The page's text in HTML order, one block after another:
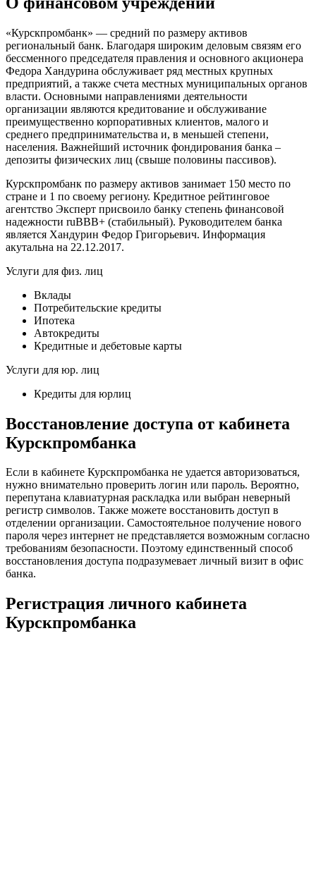
«Курскпромбанк» — средний по размеру активов
региональный банк. Благодаря широким деловым связям его
бессменного председателя правления и основного акционера
Федора Хандурина обслуживает ряд местных крупных
предприятий, а также счета местных муниципальных органов
власти. Основными направлениями деятельности
организации являются кредитование и обслуживание
преимущественно корпоративных клиентов, малого и
среднего предпринимательства и, в меньшей степени,
населения. Важнейший источник фондирования банка –
депозиты физических лиц (свыше половины пассивов).
Курскпромбанк по размеру активов занимает 150 место по
стране и 1 по своему региону. Кредитное рейтинговое
агентство Эксперт присвоило банку степень финансовой
надежности ruBBB+ (стабильный). Руководителем банка
является Хандурин Федор Григорьевич. Информация
акутальна на 22.12.2017.
Услуги для физ. лиц
Вклады
Потребительские кредиты
Ипотека
Автокредиты
Кредитные и дебетовые карты
Услуги для юр. лиц
Кредиты для юрлиц
Восстановление доступа от кабинета
Курскпромбанка
Если в кабинете Курскпромбанка не удается авторизоваться,
нужно внимательно проверить логин или пароль. Вероятно,
перепутана клавиатурная раскладка или выбран неверный
регистр символов. Также можете восстановить доступ в
отделении организации. Самостоятельное получение нового
пароля через интернет не представляется возможным согласно
требованиям безопасности. Поэтому единственный способ
восстановления доступа подразумевает личный визит в офис
банка.
Регистрация личного кабинета
Курскпромбанка